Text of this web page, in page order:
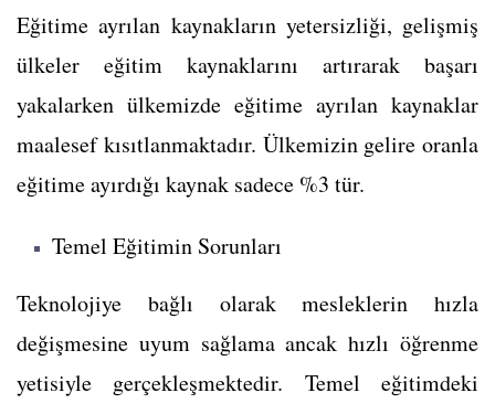
Eğitime ayrılan kaynakların yetersizliği, gelişmiş
ülkeler eğitim kaynaklarını artırarak başarı
yakalarken ülkemizde eğitime ayrılan kaynaklar
maalesef kısıtlanmaktadır. Ülkemizin gelire oranla
eğitime ayırdığı kaynak sadece %3 tür.
Temel Eğitimin Sorunları
Teknolojiye bağlı olarak mesleklerin hızla
değişmesine uyum sağlama ancak hızlı öğrenme
yetisiyle gerçekleşmektedir. Temel eğitimdeki